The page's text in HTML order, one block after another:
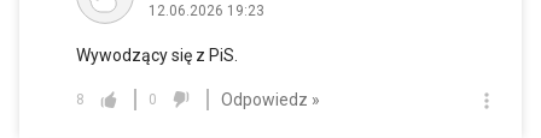
12.06.2026 19:23
Wywodzący się z PiS.
8 0 Odpowiedz »